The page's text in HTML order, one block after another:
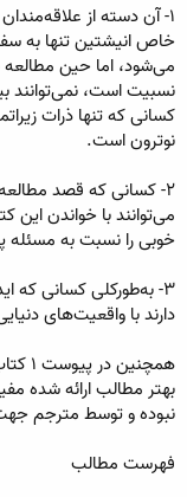
۱- آن دسته از
خاص انیشتین تنها به
می‌شود، اما حین
نسبیت است، نمی‌توانند
کسانی که تنها ذرات
نوترون است.
۲- کسانی که قصد
می‌توانند با خواندن این
خوبی را نسبت به
۳- به‌طور‌کلی کسانی که
دارند با واقعیت‌های
بهتر مطالب ارائه شده
نبوده و توسط مترجم
فهرست مطالب